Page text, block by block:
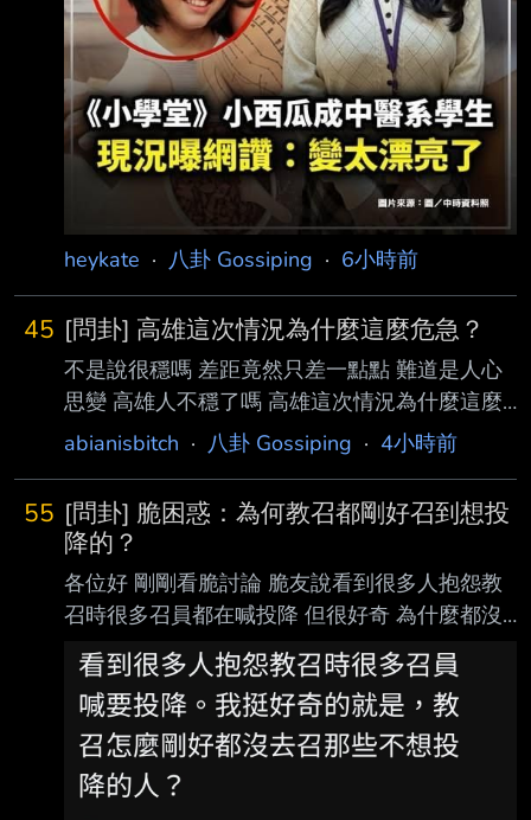
heykate · 八卦 Gossiping · 6小時前
45 [問卦] 高雄這次情況為什麼這麼危急？
不是說很穩嗎 差距竟然只差一點點 難道是人心
思變 高雄人不穩了嗎 高雄這次情況為什麼這麼
危險？ --
abianisbitch · 八卦 Gossiping · 4小時前
55 [問卦] 脆困惑：為何教召都剛好召到想投
降的？
各位好 剛剛看脆討論 脆友說看到很多人抱怨教
召時很多召員都在喊投降 但很好奇 為什麼都沒
去召那些不想投降的？
https://i.mopix.cc/r0yUKU.jpg 我也挺好奇的 脆
上一堆被教召的都罵罵咧咧的 還一堆人都說要
投降 但怎麼都沒看到主戰派的？ 是都剛好沒被
召到？ --